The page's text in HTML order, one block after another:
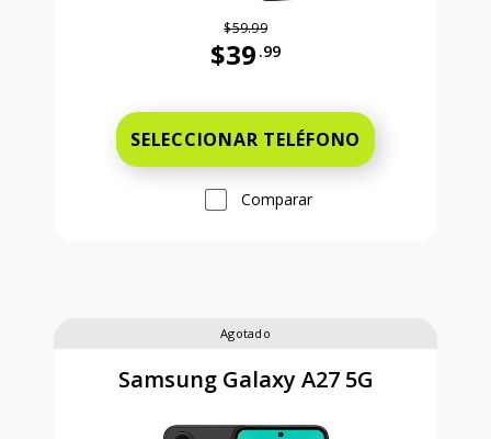
$59.99
$39 .99
SELECCIONAR TELÉFONO
Comparar
Agotado
Samsung Galaxy A27 5G